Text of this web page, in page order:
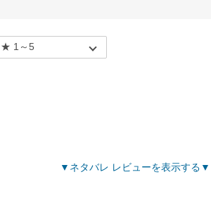
ネタバレ レビューを表示する